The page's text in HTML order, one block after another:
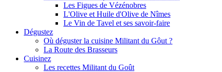
Les Figues de Vézénobres
L'Olive et Huile d'Olive de Nîmes
Le Vin de Tavel et ses savoir-faire
Dégustez
Où déguster la cuisine Militant du Gôut ?
La Route des Brasseurs
Cuisinez
Les recettes Militant du Goût